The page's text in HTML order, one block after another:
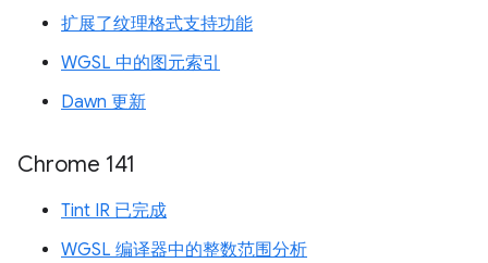
扩展了纹理格式支持功能
WGSL 中的图元索引
Dawn 更新
Chrome 141
Tint IR 已完成
WGSL 编译器中的整数范围分析